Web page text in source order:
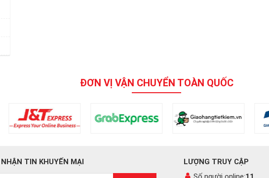
ĐƠN VỊ VẬN CHUYỂN TOÀN QUỐC
TIN KHUYẾN MẠI
LƯỢNG TRUY CẬP